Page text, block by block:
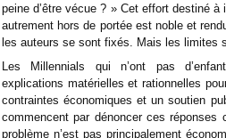
peine d’être vécue ? » Cet effort destiné
autrement hors de portée est noble et
les auteurs se sont fixés. Mais les limites
Les Millennials qui n’ont pas
explications matérielles et rationnelles
contraintes économiques et un soutien
commencent par dénoncer ces
problème n’est pas principalement